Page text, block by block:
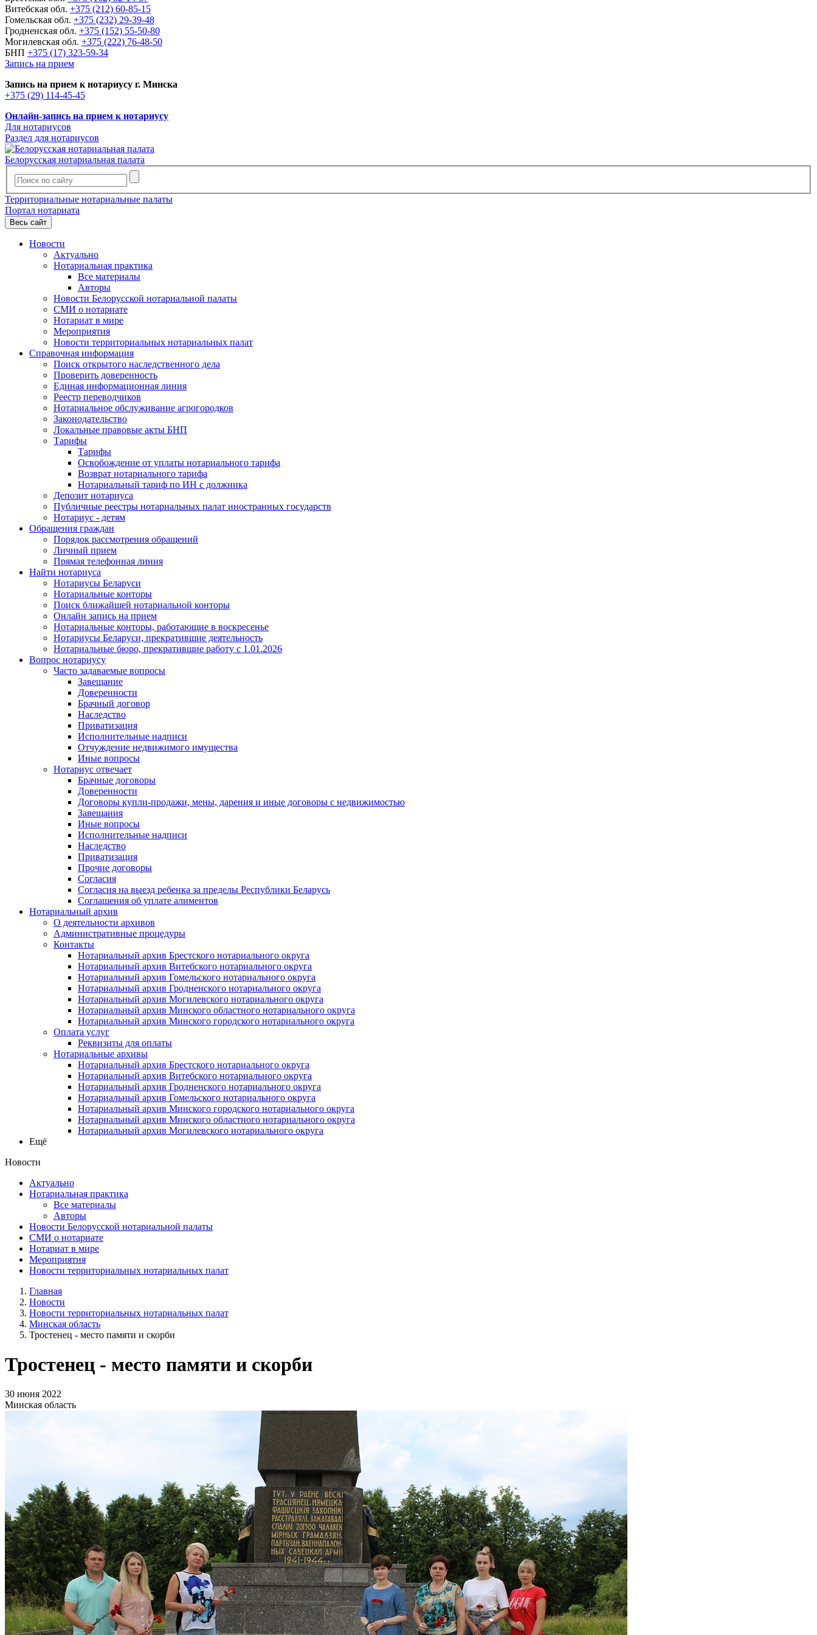
Витебская обл. +375 (212) 60-85-15
Гомельская обл. +375 (232) 29-39-48
Гродненская обл. +375 (152) 55-50-80
Могилевская обл. +375 (222) 76-48-50
БНП +375 (17) 323-59-34
Запись на прием
Запись на прием к нотариусу г. Минска
+375 (29) 114-45-45
Онлайн-запись на прием к нотариусу
Для нотариусов
Раздел для нотариусов
Белорусская нотариальная палата
Территориальные нотариальные палаты
Портал нотариата
Весь сайт
Новости
Актуально
Нотариальная практика
Все материалы
Авторы
Новости Белорусской нотариальной палаты
СМИ о нотариате
Нотариат в мире
Мероприятия
Новости территориальных нотариальных палат
Справочная информация
Поиск открытого наследственного дела
Проверить доверенность
Единая информационная линия
Реестр переводчиков
Нотариальное обслуживание агрогородков
Законодательство
Локальные правовые акты БНП
Тарифы
Тарифы
Освобождение от уплаты нотариального тарифа
Возврат нотариального тарифа
Нотариальный тариф по ИН с должника
Депозит нотариуса
Публичные реестры нотариальных палат иностранных государств
Нотариус - детям
Обращения граждан
Порядок рассмотрения обращений
Личный прием
Прямая телефонная линия
Найти нотариуса
Нотариусы Беларуси
Нотариальные конторы
Поиск ближайшей нотариальной конторы
Онлайн запись на прием
Нотариальные конторы, работающие в воскресенье
Нотариусы Беларуси, прекратившие деятельность
Нотариальные бюро, прекратившие работу с 1.01.2026
Вопрос нотариусу
Часто задаваемые вопросы
Завещание
Доверенности
Брачный договор
Наследство
Приватизация
Исполнительные надписи
Отчуждение недвижимого имущества
Иные вопросы
Нотариус отвечает
Брачные договоры
Доверенности
Договоры купли-продажи, мены, дарения и иные договоры с недвижимостью
Завещания
Иные вопросы
Исполнительные надписи
Наследство
Приватизация
Прочие договоры
Согласия
Согласия на выезд ребенка за пределы Республики Беларусь
Соглашения об уплате алиментов
Нотариальный архив
О деятельности архивов
Административные процедуры
Контакты
Нотариальный архив Брестского нотариального округа
Нотариальный архив Витебского нотариального округа
Нотариальный архив Гомельского нотариального округа
Нотариальный архив Гродненского нотариального округа
Нотариальный архив Могилевского нотариального округа
Нотариальный архив Минского областного нотариального округа
Нотариальный архив Минского городского нотариального округа
Оплата услуг
Реквизиты для оплаты
Нотариальные архивы
Нотариальный архив Брестского нотариального округа
Нотариальный архив Витебского нотариального округа
Нотариальный архив Гродненского нотариального округа
Нотариальный архив Гомельского нотариального округа
Нотариальный архив Минского городского нотариального округа
Нотариальный архив Минского областного нотариального округа
Нотариальный архив Могилевского нотариального округа
Ещё
Новости
Актуально
Нотариальная практика
Все материалы
Авторы
Новости Белорусской нотариальной палаты
СМИ о нотариате
Нотариат в мире
Мероприятия
Новости территориальных нотариальных палат
Главная
Новости
Новости территориальных нотариальных палат
Минская область
Тростенец - место памяти и скорби
Тростенец - место памяти и скорби
30 июня 2022
Минская область